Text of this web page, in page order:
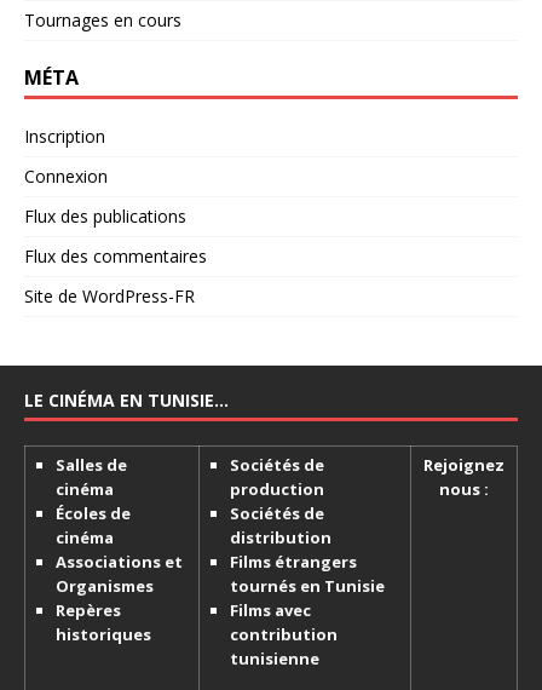
Tournages en cours
MÉTA
Inscription
Connexion
Flux des publications
Flux des commentaires
Site de WordPress-FR
LE CINÉMA EN TUNISIE…
Salles de
cinéma
Écoles de
cinéma
Associations et
Organismes
Repères
historiques
Sociétés de
production
Sociétés de
distribution
Films étrangers
tournés en Tunisie
Films avec
contribution
tunisienne
Rejoignez
nous :